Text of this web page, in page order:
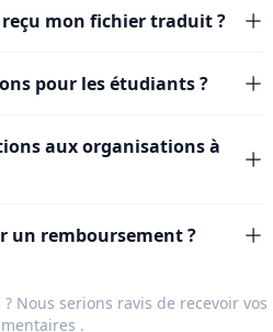
mon fichier traduit ?
pour les étudiants ?
aux organisations à
un remboursement ?
Nous serions ravis de recevoir vos
.